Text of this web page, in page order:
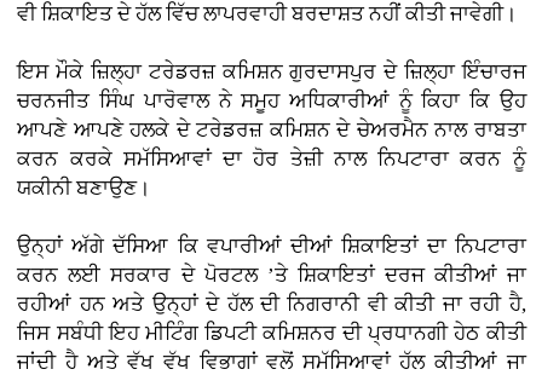
ਵੀ ਸ਼ਿਕਾਇਤ ਦੇ ਹੱਲ ਵਿੱਚ ਲਾਪਰਵਾਹੀ ਬਰਦਾਸ਼ਤ ਨਹੀਂ ਕੀਤੀ ਜਾਵੇਗੀ।
ਇਸ ਮੌਕੇ ਜ਼ਿਲ੍ਹਾ ਟਰੇਡਰਜ਼ ਕਮਿਸ਼ਨ ਗੁਰਦਾਸਪੁਰ ਦੇ ਜ਼ਿਲ੍ਹਾ ਇੰਚਾਰਜ
ਚਰਨਜੀਤ ਸਿੰਘ ਪਾਰੋਵਾਲ ਨੇ ਸਮੂਹ ਅਧਿਕਾਰੀਆਂ ਨੂੰ ਕਿਹਾ ਕਿ ਉਹ
ਆਪਣੇ ਆਪਣੇ ਹਲਕੇ ਦੇ ਟਰੇਡਰਜ਼ ਕਮਿਸ਼ਨ ਦੇ ਚੇਅਰਮੈਨ ਨਾਲ ਰਾਬਤਾ
ਕਰਨ ਕਰਕੇ ਸਮੱਸਿਆਵਾਂ ਦਾ ਹੋਰ ਤੇਜ਼ੀ ਨਾਲ ਨਿਪਟਾਰਾ ਕਰਨ ਨੂੰ
ਯਕੀਨੀ ਬਣਾਉਣ।
ਉਨ੍ਹਾਂ ਅੱਗੇ ਦੱਸਿਆ ਕਿ ਵਪਾਰੀਆਂ ਦੀਆਂ ਸ਼ਿਕਾਇਤਾਂ ਦਾ ਨਿਪਟਾਰਾ
ਕਰਨ ਲਈ ਸਰਕਾਰ ਦੇ ਪੋਰਟਲ ’ਤੇ ਸ਼ਿਕਾਇਤਾਂ ਦਰਜ ਕੀਤੀਆਂ ਜਾ
ਰਹੀਆਂ ਹਨ ਅਤੇ ਉਨ੍ਹਾਂ ਦੇ ਹੱਲ ਦੀ ਨਿਗਰਾਨੀ ਵੀ ਕੀਤੀ ਜਾ ਰਹੀ ਹੈ,
ਜਿਸ ਸਬੰਧੀ ਇਹ ਮੀਟਿੰਗ ਡਿਪਟੀ ਕਮਿਸ਼ਨਰ ਦੀ ਪ੍ਰਧਾਨਗੀ ਹੇਠ ਕੀਤੀ
ਜਾਂਦੀ ਹੈ ਅਤੇ ਵੱਖ ਵੱਖ ਵਿਭਾਗਾਂ ਵਲੋਂ ਸਮੱਸਿਆਵਾਂ ਹੱਲ ਕੀਤੀਆਂ ਜਾ